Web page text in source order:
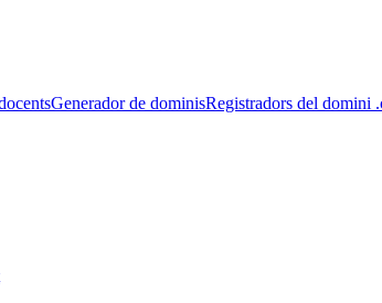
Generador de dominisRegistradors del domini